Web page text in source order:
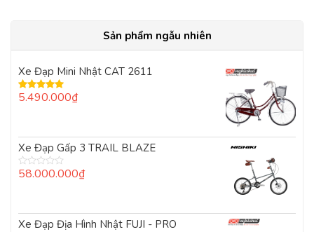
Sản phẩm ngẫu nhiên
Xe Đạp Mini Nhật CAT 2611
Được xếp
5.490.000₫
Xe Đạp Gấp 3 TRAIL BLAZE
Được
5
sao
58.000.000₫
Xe Đạp Địa Hình Nhật FUJI - PRO